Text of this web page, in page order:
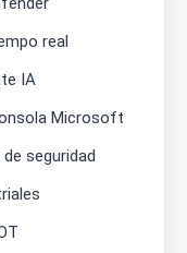
real
IA
Microsoft
seguridad